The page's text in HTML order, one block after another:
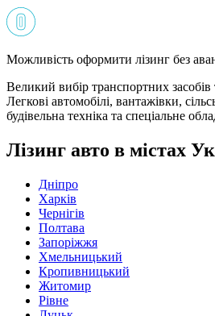
Можливість оформити лізинг без
Великий вибір транспортних засобів
Легкові автомобілі, вантажівки,
будівельна техніка та спеціальне
Лізинг авто в містах
Дніпро
Харків
Чернігів
Полтава
Запоріжжя
Хмельницький
Кропивницький
Житомир
Рівне